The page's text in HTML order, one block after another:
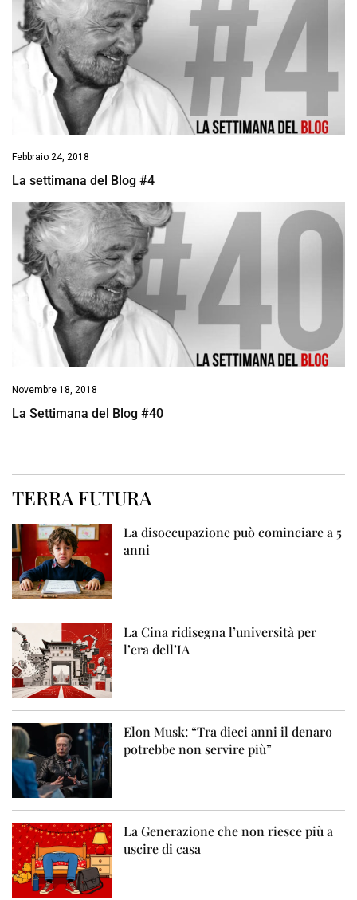
Febbraio 24, 2018
La settimana del Blog #4
Novembre 18, 2018
La Settimana del Blog #40
TERRA FUTURA
La disoccupazione può cominciare a 5
anni
La Cina ridisegna l’università per
l’era dell’IA
Elon Musk: “Tra dieci anni il denaro
potrebbe non servire più”
La Generazione che non riesce più a
uscire di casa